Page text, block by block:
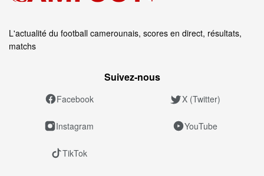
L'actualité du football camerounais, scores en direct, résultats,
matchs
Suivez‑nous
Facebook X (Twitter)
Instagram YouTube
TikTok